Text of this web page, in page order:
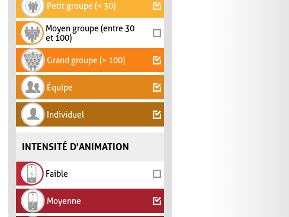
Petit groupe (< 30)
Moyen groupe (entre 30
et 100)
Grand groupe (> 100)
Équipe
Individuel
INTENSITÉ D'ANIMATION
Faible
Moyenne